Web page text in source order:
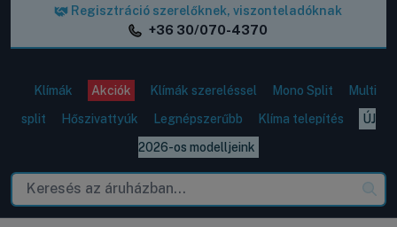
Regisztráció szerelőknek, viszonteladóknak
+36 30/070-4370
Klímák Akciók Klímák szereléssel Mono Split
Multi
split
Hőszivattyúk Legnépszerűbb Klíma telepítés
ÚJ
2026-os modelljeink